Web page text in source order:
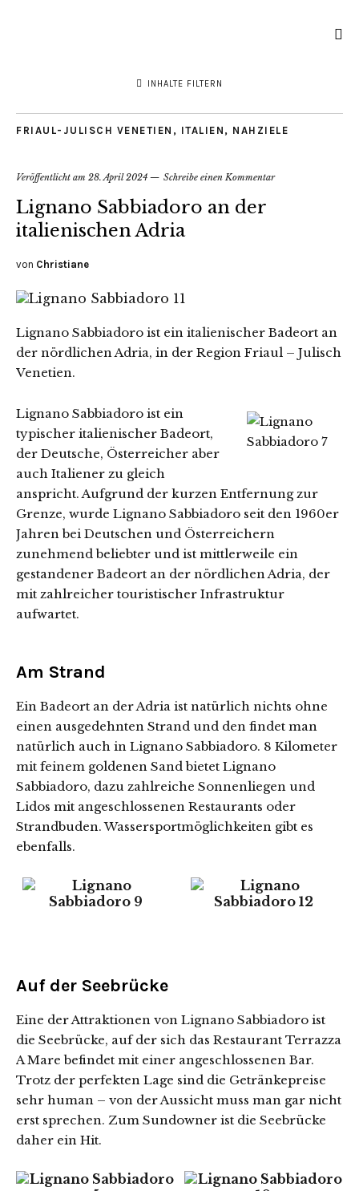
INHALTE FILTERN
FRIAUL-JULISCH VENETIEN , ITALIEN , NAHZIELE
Veröffentlicht am 28. April 2024 Schreibe einen Kommentar
Lignano Sabbiadoro an der
italienischen Adria
von Christiane
Lignano Sabbiadoro ist ein italienischer Badeort an
der nördlichen Adria, in der Region Friaul – Julisch
Venetien.
Lignano Sabbiadoro ist ein
typischer italienischer Badeort,
der Deutsche, Österreicher aber
auch Italiener zu gleich
anspricht. Aufgrund der kurzen Entfernung zur
Grenze, wurde Lignano Sabbiadoro seit den 1960er
Jahren bei Deutschen und Österreichern
zunehmend beliebter und ist mittlerweile ein
gestandener Badeort an der nördlichen Adria, der
mit zahlreicher touristischer Infrastruktur
aufwartet.
Am Strand
Ein Badeort an der Adria ist natürlich nichts ohne
einen ausgedehnten Strand und den findet man
natürlich auch in Lignano Sabbiadoro. 8 Kilometer
mit feinem goldenen Sand bietet Lignano
Sabbiadoro, dazu zahlreiche Sonnenliegen und
Lidos mit angeschlossenen Restaurants oder
Strandbuden. Wassersportmöglichkeiten gibt es
ebenfalls.
Auf der Seebrücke
Eine der Attraktionen von Lignano Sabbiadoro ist
die Seebrücke, auf der sich das Restaurant Terrazza
A Mare befindet mit einer angeschlossenen Bar.
Trotz der perfekten Lage sind die Getränkepreise
sehr human – von der Aussicht muss man gar nicht
erst sprechen. Zum Sundowner ist die Seebrücke
daher ein Hit.